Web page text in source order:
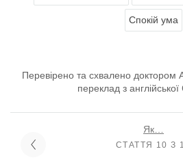
Спокій ума
Перевірено та схвалено доктором
переклад з
Як…
СТАТТЯ 10 З